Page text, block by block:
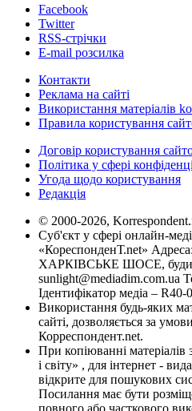
Facebook
Twitter
RSS-стрічки
E-mail розсилка
Контакти
Реклама на сайті
Використання матеріалів
Правила користування
Договір користування
Політика у сфері
Угода щодо користування
Редакція
© 2000-2026,
Суб'єкт у сфері онлайн-
«КореспонденТ.net»
ХАРКІВСЬКЕ ШОСЕ,
sunlight@mediadim.com.ua
Ідентифікатор медіа – R40-
Використання будь-яких
сайті, дозволяється за
Корреспондент.net.
При копіюванні
і світу» , для інтернет -
відкрите для пошукових
Посилання має бути
повного або часткового